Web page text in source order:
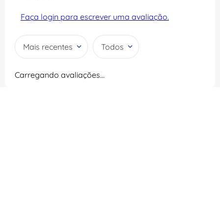
Faça login para escrever uma avaliação.
Mais recentes Todos
Carregando avaliações…